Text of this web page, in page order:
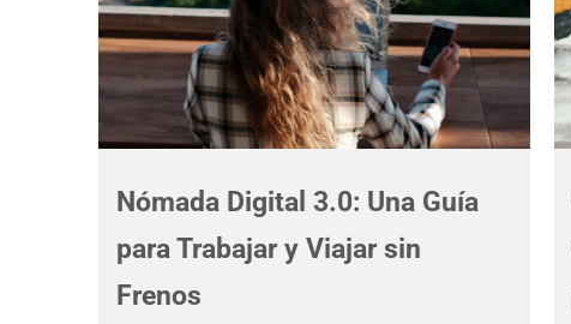
Nómada Digital 3.0: Una Guía
para Trabajar y Viajar sin
Frenos